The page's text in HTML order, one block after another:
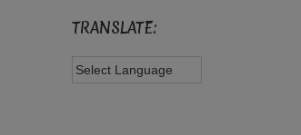
TRANSLATE: